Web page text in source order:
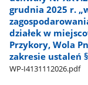
grudnia 2025 r.
działek w
Przykory, Wola
zakresie ustaleń
WP-I4131112026.pdf